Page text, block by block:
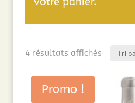
4 résultats affichésTrié
Promo !